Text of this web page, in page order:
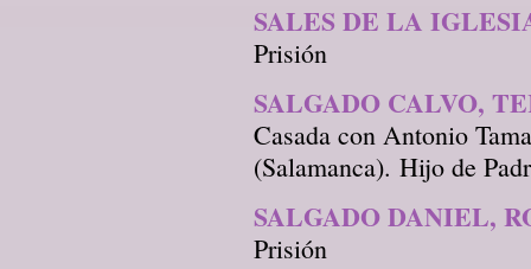
SALES DE LA
Prisión
SALGADO CALVO,
Casada con Antonio
(Salamanca). Hijo de
SALGADO DANIEL,
Prisión